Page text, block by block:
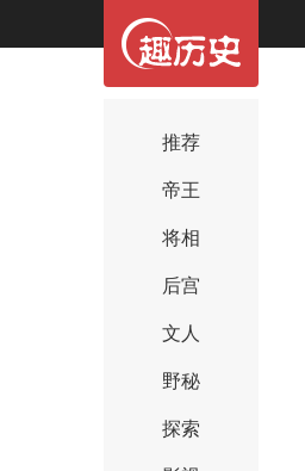
推荐
帝王
将相
后宫
文人
野秘
探索